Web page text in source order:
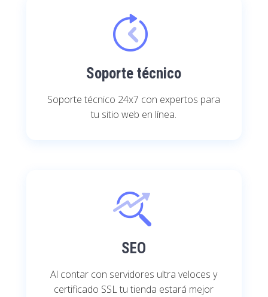
Soporte técnico
Soporte técnico 24x7 con expertos para
tu sitio web en línea.
SEO
Al contar con servidores ultra veloces y
certificado SSL tu tienda estará mejor